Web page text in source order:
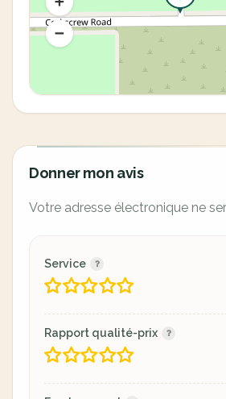
Donner mon avis
Votre adresse électronique ne
Service
Rapport qualité-prix